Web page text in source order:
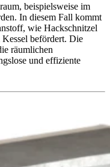
beispielsweise im
In diesem Fall kommt
wie Hackschnitzel
befördert. Die
räumlichen
und effiziente